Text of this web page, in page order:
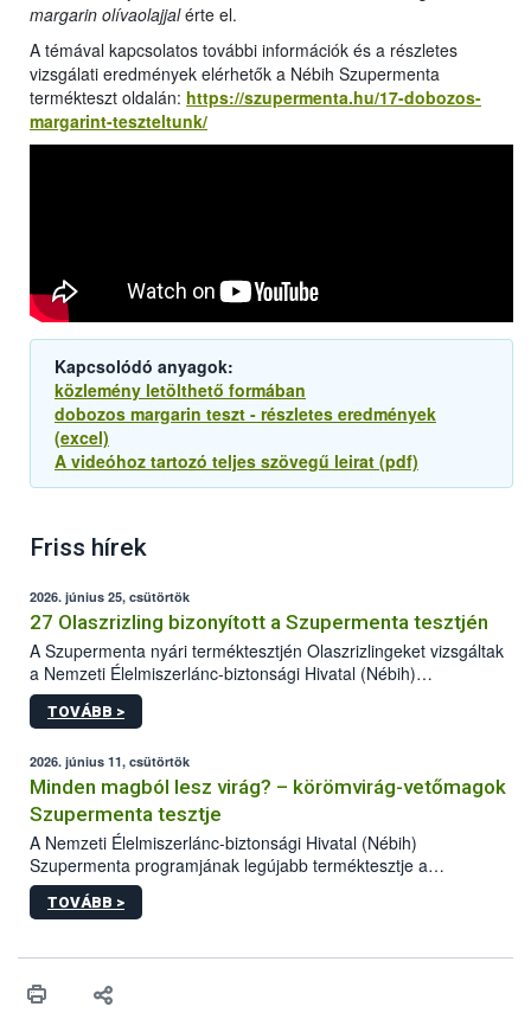
margarin olívaolajjalérte el.
A témával kapcsolatos további információk és a részletes
vizsgálati eredmények elérhetők a Nébih Szupermenta
termékteszt oldalán: https://szupermenta.hu/17-dobozos-
margarint-teszteltunk/
Kapcsolódó anyagok:
közlemény letölthető formában
dobozos margarin teszt - részletes eredmények
(excel)
A videóhoz tartozó teljes szövegű leirat (pdf)
Friss hírek
2026. június 25, csütörtök
27 Olaszrizling bizonyított a Szupermenta tesztjén
A Szupermenta nyári terméktesztjén Olaszrizlingeket vizsgáltak
a Nemzeti Élelmiszerlánc-biztonsági Hivatal (Nébih)
szakemberei. Összesen 27 bor került „nagyító alá”, melyek az
élelmiszerbiztonsági és -minőségi vizsgálatok, valamint a
vizsgálaton az is kiderült, melyek a kóstolók által
legkedveltebbnek ítélt Olaszrizlingek.
TOVÁBB >
2026. június 11, csütörtök
Minden magból lesz virág? – körömvirág-vetőmagok
Szupermenta tesztje
A Nemzeti Élelmiszerlánc-biztonsági Hivatal (Nébih)
Szupermenta programjának legújabb terméktesztje a
körömvirág-vetőmagokra fókuszált. A hatósági vizsgálatokon a
szakemberek 16 kereskedelmi forgalomban kapható terméket
meg a jogszabályi előírásoknak, egy további termék pedig a
felügyelők mind a négy esetben eljárást indítottak és elrendelték
TOVÁBB >